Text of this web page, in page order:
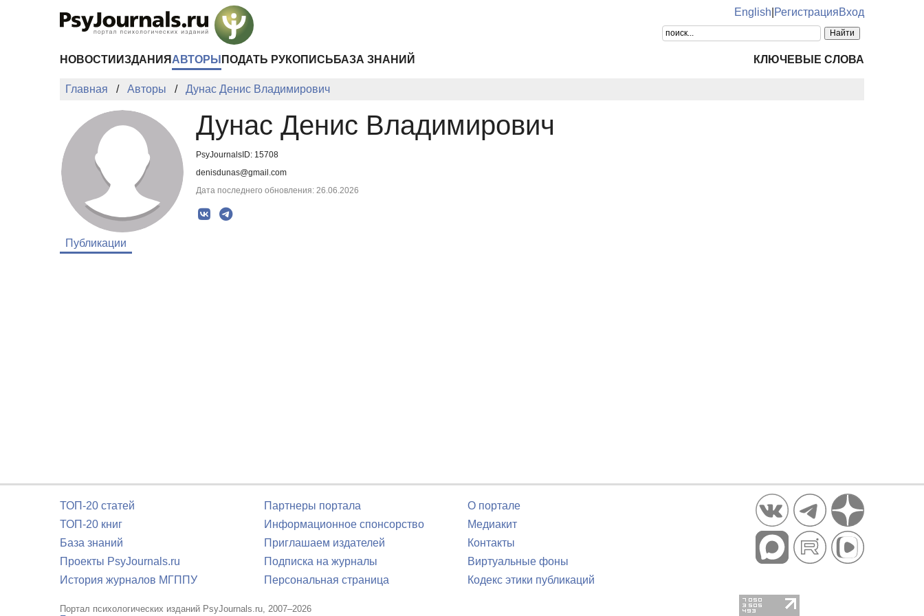
English РегистрацияВход
НОВОСТИ ИЗДАНИЯ АВТОРЫ ПОДАТЬ РУКОПИСЬ БАЗА ЗНАНИЙ КЛЮЧЕВЫЕ СЛОВА
Главная Авторы Дунас Денис Владимирович
Дунас Денис Владимирович
PsyJournalsID: 15708
denisdunas@gmail.com
Дата последнего обновления: 26.06.2026
Публикации
ТОП-20 статей
ТОП-20 книг
База знаний
Проекты PsyJournals.ru
История журналов МГППУ
Партнеры портала
Информационное спонсорство
Приглашаем издателей
Подписка на журналы
Персональная страница
О портале
Медиакит
Контакты
Виртуальные фоны
Кодекс этики публикаций
Портал психологических изданий PsyJournals.ru, 2007–2026